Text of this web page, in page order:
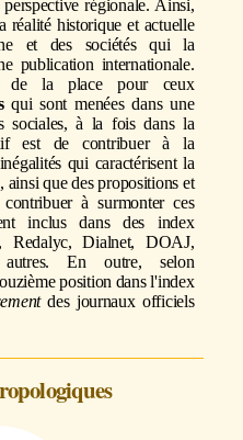
régionale. Ainsi,
réalité historique et actuelle
et des sociétés qui la
publication internationale.
la place pour ceux
qui sont menées dans une
sociales, à la fois dans la
est de contribuer à la
qui caractérisent la
que des propositions et
à surmonter ces
inclus dans des index
Redalyc, Dialnet, DOAJ,
En outre, selon
position dans l'index
des journaux officiels